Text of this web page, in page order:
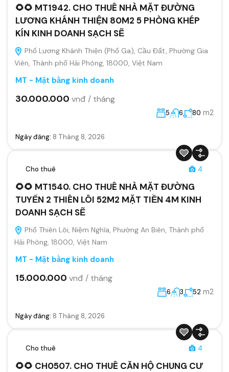
🌻🌻 MT1942. CHO THUÊ NHÀ MẶT ĐƯỜNG
LƯƠNG KHÁNH THIỆN 80M2 5 PHÒNG KHÉP
KÍN KINH DOANH SẠCH SẼ
Phố Lương Khánh Thiện (Phố Ga), Cầu Đất, Phường Gia
Viên, Thành phố Hải Phòng, 18000, Việt Nam
MT - Mặt bằng kinh doanh
30.000.000 vnđ / tháng
5 6 80 m2
Ngày đăng: 8 Tháng 8, 2026
Cho thuê 4
🌻🌻 MT1540. CHO THUÊ NHÀ MẶT ĐƯỜNG
TUYẾN 2 THIÊN LÔI 52M2 MẶT TIỀN 4M KINH
DOANH SẠCH SẼ
Phố Thiên Lôi, Niệm Nghĩa, Phường An Biên, Thành phố
Hải Phòng, 18000, Việt Nam
MT - Mặt bằng kinh doanh
15.000.000 vnđ / tháng
6 3 52 m2
Ngày đăng: 8 Tháng 8, 2026
Cho thuê 4
🌻🌻 CH0507. CHO THUÊ CĂN HỘ CHUNG CƯ